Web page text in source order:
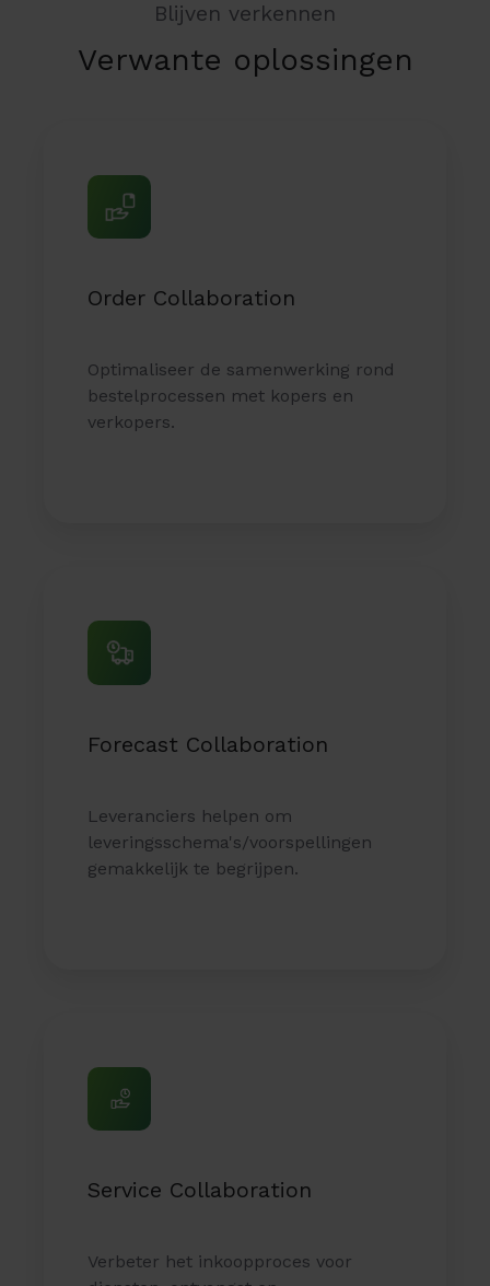
Blijven verkennen
Verwante oplossingen
Order Collaboration
Optimaliseer de samenwerking rond
bestelprocessen met kopers en
verkopers.
Forecast Collaboration
Leveranciers helpen om
leveringsschema's/voorspellingen
gemakkelijk te begrijpen.
Service Collaboration
Verbeter het inkoopproces voor